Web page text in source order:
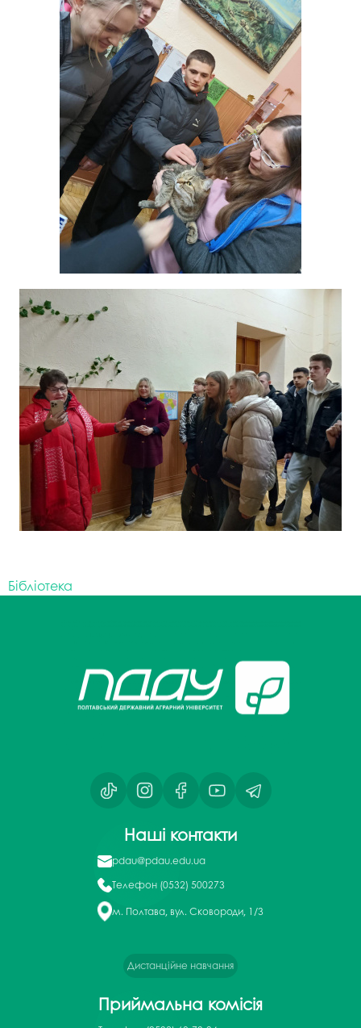
Бібліотека
Наші контакти
pdau@pdau.edu.ua
Телефон (0532) 500273
м. Полтава, вул. Сковороди, 1/3
Дистанційне навчання
Приймальна комісія